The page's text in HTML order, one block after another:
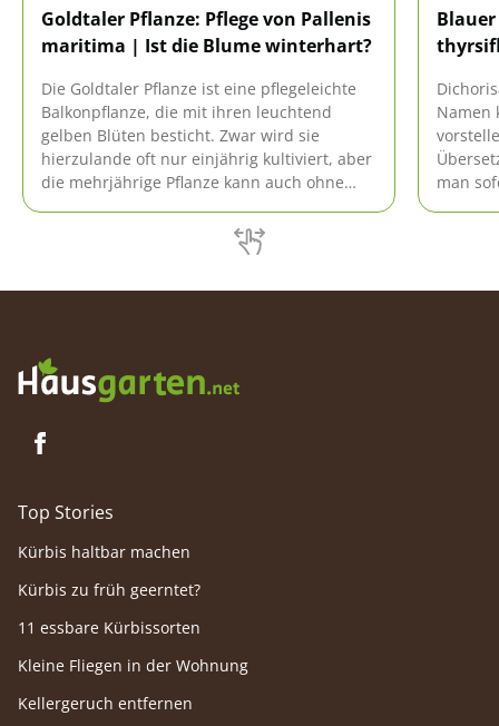
Goldtaler Pflanze: Pflege von Pallenis
maritima | Ist die Blume winterhart?
Die Goldtaler Pflanze ist eine pflegeleichte
Balkonpflanze, die mit ihren leuchtend
gelben Blüten besticht. Zwar wird sie
hierzulande oft nur einjährig kultiviert, aber
die mehrjährige Pflanze kann auch ohne
Namen
man
Top Stories
Kürbis haltbar machen
Kürbis zu früh geerntet?
11 essbare Kürbissorten
Kleine Fliegen in der Wohnung
Kellergeruch entfernen